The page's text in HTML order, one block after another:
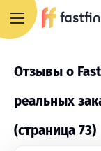
Отзывы о
реальных
(страница 73)